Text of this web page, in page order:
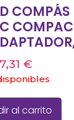
COMPÁS
DE MINAS,
Y
DE 4
7,31 €
al carrito